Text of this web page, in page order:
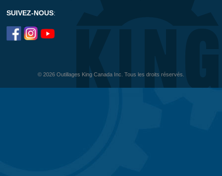
SUIVEZ-NOUS:
© 2026 Outillages King Canada Inc. Tous les droits réservés.